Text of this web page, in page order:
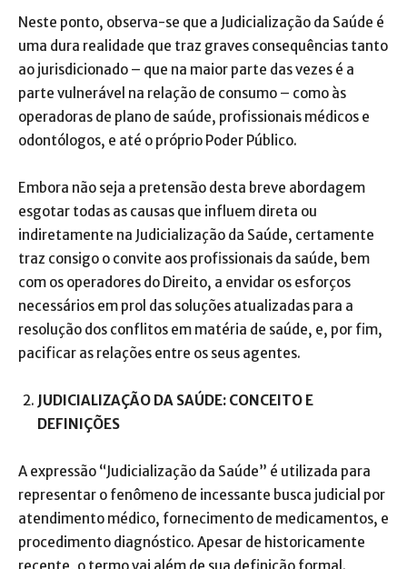
Neste ponto, observa-se que a Judicialização da Saúde é
uma dura realidade que traz graves consequências tanto
ao jurisdicionado – que na maior parte das vezes é a
parte vulnerável na relação de consumo – como às
operadoras de plano de saúde, profissionais médicos e
odontólogos, e até o próprio Poder Público.
Embora não seja a pretensão desta breve abordagem
esgotar todas as causas que influem direta ou
indiretamente na Judicialização da Saúde, certamente
traz consigo o convite aos profissionais da saúde, bem
com os operadores do Direito, a envidar os esforços
necessários em prol das soluções atualizadas para a
resolução dos conflitos em matéria de saúde, e, por fim,
pacificar as relações entre os seus agentes.
JUDICIALIZAÇÃO DA SAÚDE: CONCEITO E
DEFINIÇÕES
A expressão “Judicialização da Saúde” é utilizada para
representar o fenômeno de incessante busca judicial por
atendimento médico, fornecimento de medicamentos, e
procedimento diagnóstico. Apesar de historicamente